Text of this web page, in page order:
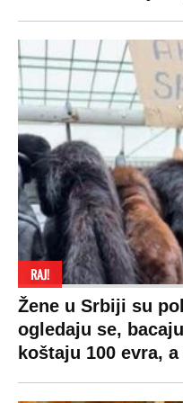
RAJ!
Žene u Srbiji su
ogledaju se,
koštaju 100 evra,